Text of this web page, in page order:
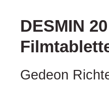
DESMIN
Gedeon